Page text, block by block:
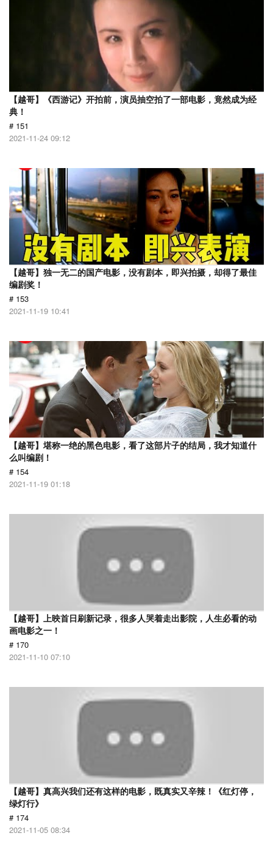
【越哥】《西游记》开拍前，演员抽空拍了一部电影，竟然成为经
典！
# 151
2021-11-24 09:12
【越哥】独一无二的国产电影，没有剧本，即兴拍摄，却得了最佳
编剧奖！
# 153
2021-11-19 10:41
【越哥】堪称一绝的黑色电影，看了这部片子的结局，我才知道什
么叫编剧！
# 154
2021-11-19 01:18
【越哥】上映首日刷新记录，很多人哭着走出影院，人生必看的动
画电影之一！
# 170
2021-11-10 07:10
【越哥】真高兴我们还有这样的电影，既真实又辛辣！《红灯停，
绿灯行》
# 174
2021-11-05 08:34